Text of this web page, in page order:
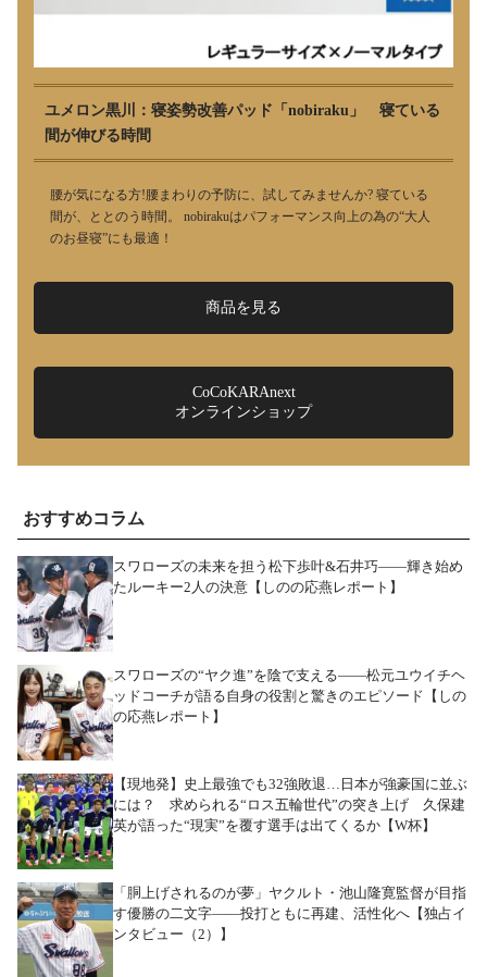
ユメロン黒川：寝姿勢改善パッド「nobiraku」 寝ている
間が伸びる時間
腰が気になる方!腰まわりの予防に、試してみませんか? 寝ている
間が、ととのう時間。 nobirakuはパフォーマンス向上の為の“大人
のお昼寝”にも最適！
商品を見る
CoCoKARAnext
オンラインショップ
おすすめコラム
スワローズの未来を担う松下歩叶&石井巧――輝き始め
たルーキー2人の決意【しのの応燕レポート】
スワローズの“ヤク進”を陰で支える――松元ユウイチヘ
ッドコーチが語る自身の役割と驚きのエピソード【しの
の応燕レポート】
【現地発】史上最強でも32強敗退…日本が強豪国に並ぶ
には？ 求められる“ロス五輪世代”の突き上げ 久保建
英が語った“現実”を覆す選手は出てくるか【W杯】
「胴上げされるのが夢」ヤクルト・池山隆寛監督が目指
す優勝の二文字――投打ともに再建、活性化へ【独占イ
ンタビュー（2）】